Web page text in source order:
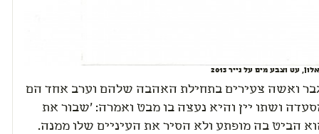
עט וצבע מים על נייר 2013
ואשה צעירים בתחילת האהבה שלהם וערב אחד הם
ושתו יין והיא נעצה בו מבט ואמרה: 'שבור את
הביט בה מופתע ולא הסיר את העיניים שלו ממנה.